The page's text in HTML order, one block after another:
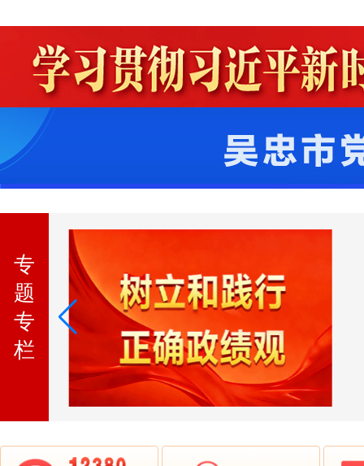
专
题
专
栏